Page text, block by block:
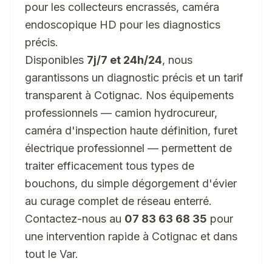
pour les collecteurs encrassés, caméra
endoscopique HD pour les diagnostics
précis.
Disponibles 7j/7 et 24h/24, nous
garantissons un diagnostic précis et un tarif
transparent à Cotignac. Nos équipements
professionnels — camion hydrocureur,
caméra d'inspection haute définition, furet
électrique professionnel — permettent de
traiter efficacement tous types de
bouchons, du simple dégorgement d'évier
au curage complet de réseau enterré.
Contactez-nous au 07 83 63 68 35 pour
une intervention rapide à Cotignac et dans
tout le Var.